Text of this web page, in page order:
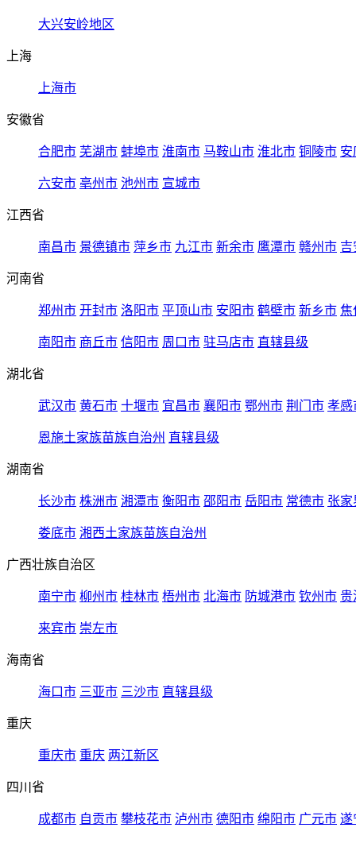
大兴安岭地区
上海
上海市
安徽省
合肥市 芜湖市 蚌埠市 淮南市 马鞍山市 淮北市 铜陵市 安
六安市 亳州市 池州市 宣城市
江西省
南昌市 景德镇市 萍乡市 九江市 新余市 鹰潭市 赣州市 吉
河南省
郑州市 开封市 洛阳市 平顶山市 安阳市 鹤壁市 新乡市 焦
南阳市 商丘市 信阳市 周口市 驻马店市 直辖县级
湖北省
武汉市 黄石市 十堰市 宜昌市 襄阳市 鄂州市 荆门市 孝感
恩施土家族苗族自治州 直辖县级
湖南省
长沙市 株洲市 湘潭市 衡阳市 邵阳市 岳阳市 常德市 张家
娄底市 湘西土家族苗族自治州
广西壮族自治区
南宁市 柳州市 桂林市 梧州市 北海市 防城港市 钦州市 贵
来宾市 崇左市
海南省
海口市 三亚市 三沙市 直辖县级
重庆
重庆市 重庆 两江新区
四川省
成都市 自贡市 攀枝花市 泸州市 德阳市 绵阳市 广元市 遂